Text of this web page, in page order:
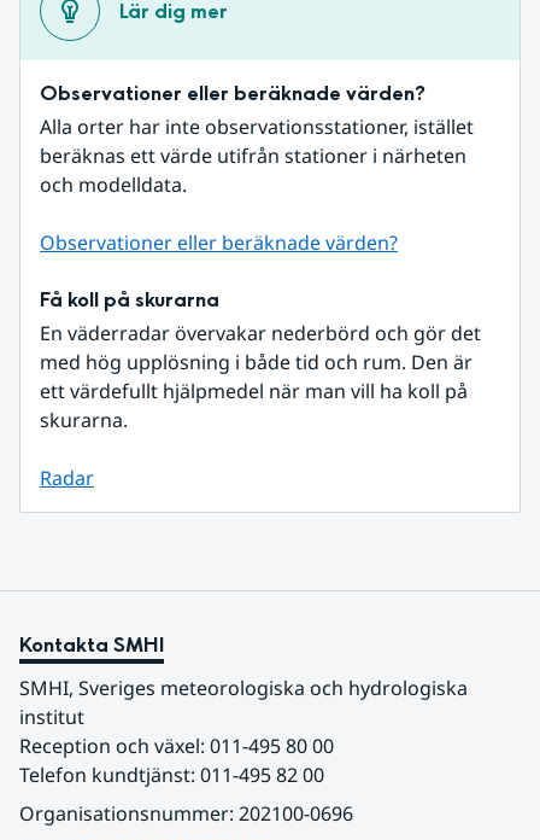
Lär dig mer
Observationer eller beräknade värden?
Alla orter har inte observationsstationer, istället
beräknas ett värde utifrån stationer i närheten
och modelldata.
Observationer eller beräknade värden?
Få koll på skurarna
En väderradar övervakar nederbörd och gör det
med hög upplösning i både tid och rum. Den är
ett värdefullt hjälpmedel när man vill ha koll på
skurarna.
Radar
Kontakta SMHI
SMHI, Sveriges meteorologiska och hydrologiska
institut
Reception och växel: 011-495 80 00
Telefon kundtjänst: 011-495 82 00
Organisationsnummer: 202100-0696